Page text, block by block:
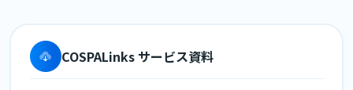
COSPALinks サービス資料